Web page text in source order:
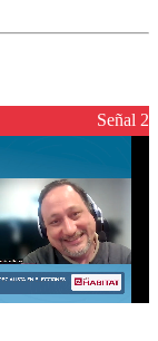
el fin de la
reconstrucciónSeñal 2